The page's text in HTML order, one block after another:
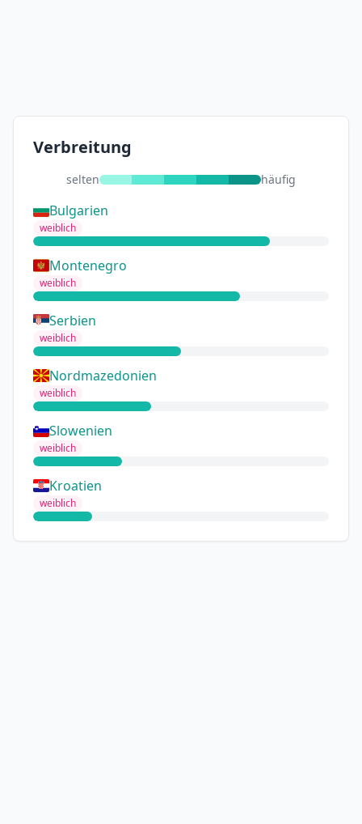
Verbreitung
selten häufig
Bulgarien
weiblich
Montenegro
weiblich
Serbien
weiblich
Nordmazedonien
weiblich
Slowenien
weiblich
Kroatien
weiblich